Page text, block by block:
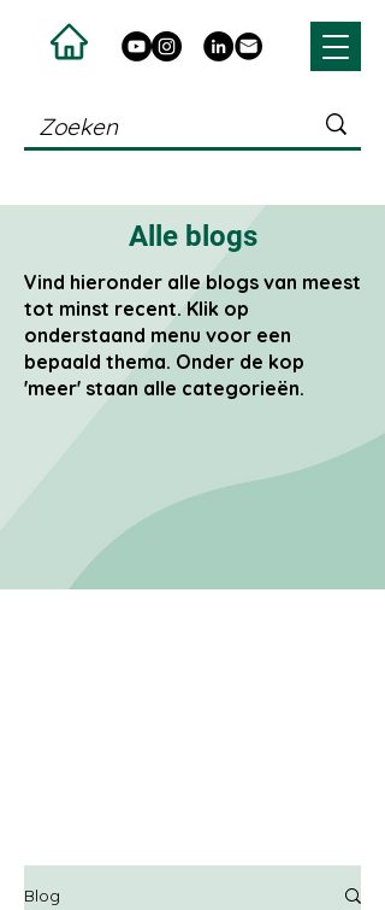
Alle blogs
Vind hieronder alle blogs van meest
tot minst recent. Klik op
onderstaand menu voor een
bepaald thema. Onder de kop
'meer' staan alle categorieën.
Blog